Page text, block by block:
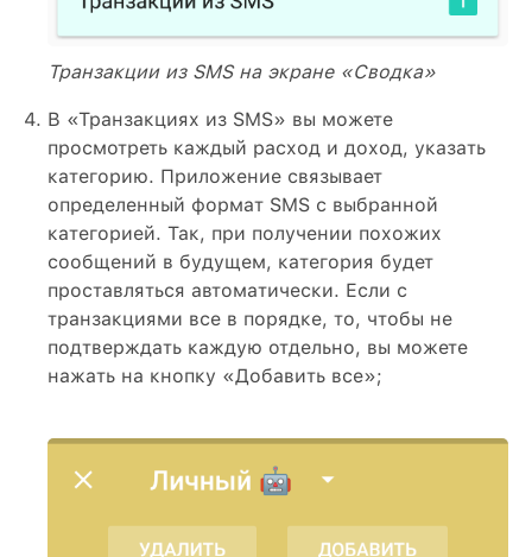
Транзакции из SMS на экране «Сводка»
В «Транзакциях из SMS» вы можете
просмотреть каждый расход и доход, указать
категорию. Приложение связывает
определенный формат SMS с выбранной
категорией. Так, при получении похожих
сообщений в будущем, категория будет
проставляться автоматически. Если с
транзакциями все в порядке, то, чтобы не
подтверждать каждую отдельно, вы можете
нажать на кнопку «Добавить все»;